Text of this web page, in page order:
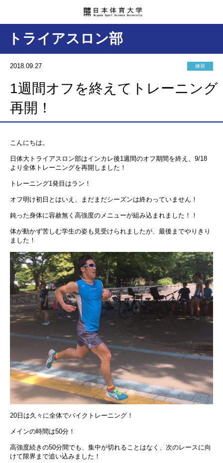
トライアスロン部
2018.09.27 練習
1週間オフを終えてトレーニング
再開！
こんにちは。
日体大トライアスロン部はインカレ後1週間のオフ期間を終え、9/18
より全体トレーニングを再開しました！
トレーニング1発目はラン！
オフ明け初日とはいえ、まだまだシーズンは終わっていません！
鈍った身体に容赦無く高強度のメニューが組み込まれました！！
体が動かず苦しむ学生の姿も見受けられましたが、最後までやりきり
ました！
20日は久々に全体でバイクトレーニング！
メインの時間は50分！
高強度続きの50分間でも、集中が切れることはなく、次のレースに向
けて限界まで追い込みました！